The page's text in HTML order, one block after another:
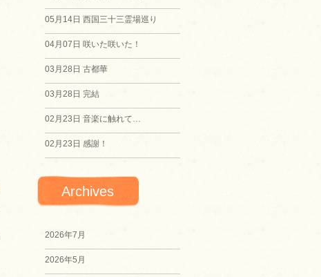
05月14日 西国三十三霊場巡り
04月07日 咲いた咲いた！
03月28日 古都華
03月28日 完結
02月23日 音楽に触れて…
02月23日 感謝！
Archives
2026年7月
2026年5月